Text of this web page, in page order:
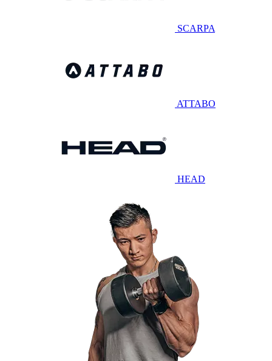
SCARPA
ATTABO
HEAD